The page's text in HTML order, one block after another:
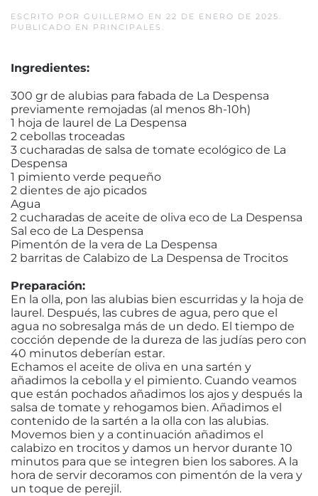
ESCRITO POR GUILLERMO EN 22 DE ENERO DE 2025 .
PUBLICADO EN PRINCIPALES .
Ingredientes:
300 gr de alubias para fabada de La Despensa
previamente remojadas (al menos 8h-10h)
1 hoja de laurel de La Despensa
2 cebollas troceadas
3 cucharadas de salsa de tomate ecológico de La
Despensa
1 pimiento verde pequeño
2 dientes de ajo picados
Agua
2 cucharadas de aceite de oliva eco de La Despensa
Sal eco de La Despensa
Pimentón de la vera de La Despensa
2 barritas de Calabizo de La Despensa de Trocitos
Preparación:
En la olla, pon las alubias bien escurridas y la hoja de
laurel. Después, las cubres de agua, pero que el
agua no sobresalga más de un dedo. El tiempo de
cocción depende de la dureza de las judías pero con
40 minutos deberían estar.
Echamos el aceite de oliva en una sartén y
añadimos la cebolla y el pimiento. Cuando veamos
que están pochados añadimos los ajos y después la
salsa de tomate y rehogamos bien. Añadimos el
contenido de la sartén a la olla con las alubias.
Movemos bien y a continuación añadimos el
calabizo en trocitos y damos un hervor durante 10
minutos para que se integren bien los sabores. A la
hora de servir decoramos con pimentón de la vera y
un toque de perejil.